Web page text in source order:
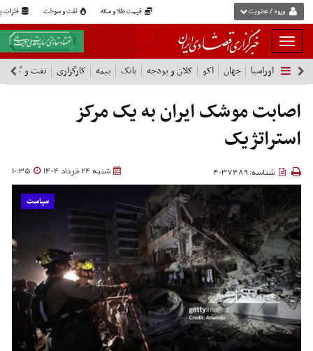
قیمت طلا و سکه نفت و سوخت فلزات ورود / عضویت
بار
و
بسته
نمودن
فهرست
اوراسیا جهان اکو کلان و بودجه بانک بیمه کارگزاری نفت و گاز
اصابت موشک ایران به یک مرکز
استراتژیک
شنبه 24 خرداد 1404 10:35 شناسه: 4037489
سیاست